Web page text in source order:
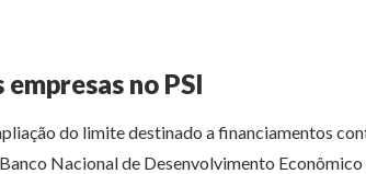
no PSI
do limite destinado a financiamentos
Nacional de Desenvolvimento Econômico